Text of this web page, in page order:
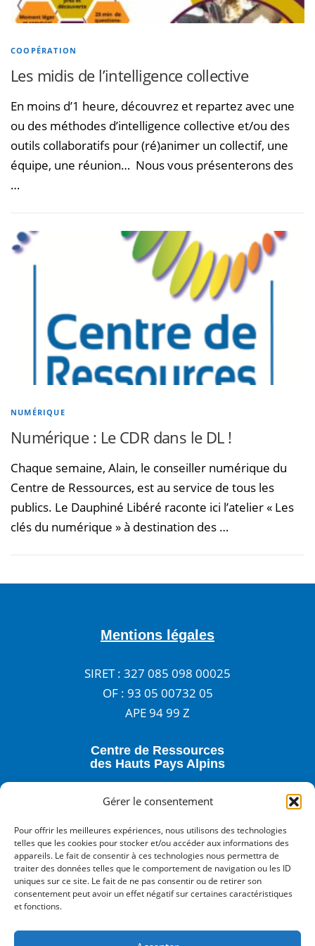
Gérer le consentement
Pour offrir les meilleures expériences, nous utilisons des technologies
telles que les cookies pour stocker et/ou accéder aux informations des
appareils. Le fait de consentir à ces technologies nous permettra de
traiter des données telles que le comportement de navigation ou les ID
uniques sur ce site. Le fait de ne pas consentir ou de retirer son
consentement peut avoir un effet négatif sur certaines caractéristiques
et fonctions.
COOPÉRATION
Les midis de l’intelligence collective
En moins d’1 heure, découvrez et repartez avec une
ou des méthodes d’intelligence collective et/ou des
outils collaboratifs pour (ré)animer un collectif, une
équipe, une réunion… Nous vous présenterons des
…
NUMÉRIQUE
Numérique : Le CDR dans le DL !
Chaque semaine, Alain, le conseiller numérique du
Centre de Ressources, est au service de tous les
publics. Le Dauphiné Libéré raconte ici l’atelier « Les
clés du numérique » à destination des …
Mentions légales
SIRET : 327 085 098 00025
OF : 93 05 00732 05
APE 94 99 Z
Centre de Ressources
des Hauts Pays Alpins
3 rue Anatole France - 05400 VEYNES
accueil@centre-de-ressources.fr
Inscrivez-vous à notre newsletter
Facebook LinkedIn